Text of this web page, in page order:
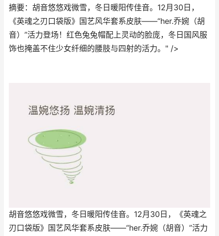
摘要：胡音悠悠戏微雪，冬日暖阳传佳音。12月30日，
《英魂之刃口袋版》国艺风华套系皮肤——“her.乔婉（胡
音）”活力登场！红色兔兔帽配上灵动的脸庞，冬日国风服
饰也掩盖不住少女纤细的腰肢与四射的活力。" />
胡音悠悠戏微雪，冬日暖阳传佳音。12月30日，《英魂之
刃口袋版》国艺风华套系皮肤——“her.乔婉（胡音）”活力